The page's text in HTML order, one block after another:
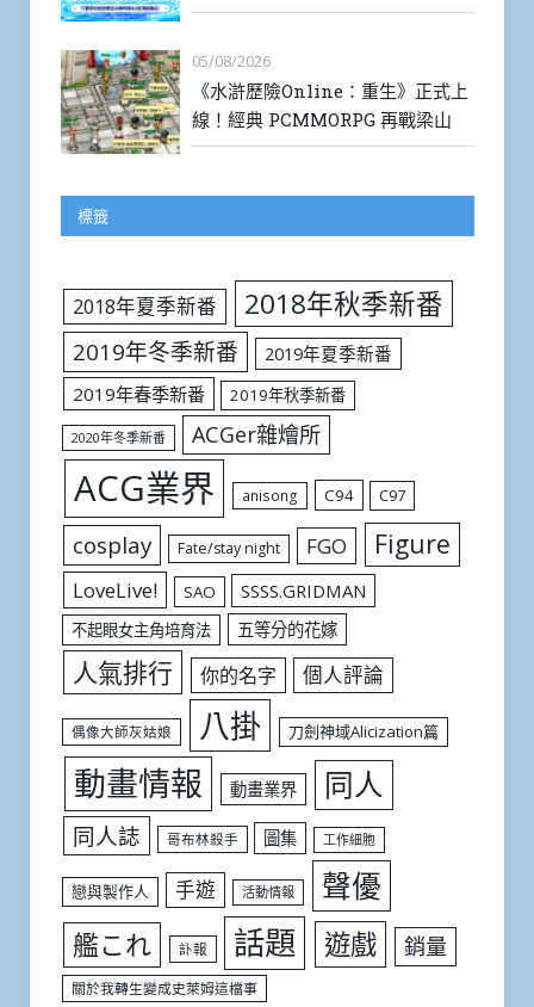
05/08/2026
《水滸歷險Online：重生》正式上
線！經典 PCMMORPG 再戰梁山
標籤
2018年夏季新番 2018年秋季新番
2019年冬季新番
2019年夏季新番
2019年春季新番
2019年秋季新番
2020年冬季新番 ACGer雜燴所
ACG業界 anisong C94 C97
cosplay Fate/stay night FGO Figure
LoveLive! SAO SSSS.GRIDMAN
不起眼女主角培育法 五等分的花嫁
人氣排行 你的名字 個人評論
偶像大師灰姑娘 八掛 刀劍神域Alicization篇
動畫情報 動畫業界 同人
同人誌 哥布林殺手 圖集 工作細胞
戀與製作人 手遊 活動情報 聲優
艦これ 訃報 話題 遊戲 銷量
關於我轉生變成史萊姆這檔事